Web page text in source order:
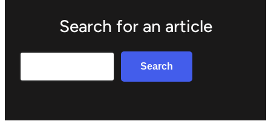
Search for an article
Search